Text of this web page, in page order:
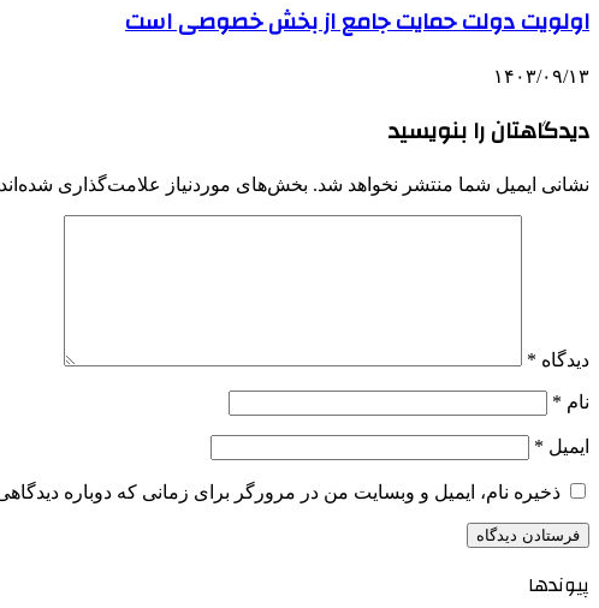
اولویت دولت حمایت جامع از بخش خصوصی است
۱۴۰۳/۰۹/۱۳
دیدگاهتان را بنویسید
نشانی ایمیل شما منتشر نخواهد شد. بخش‌های موردنیاز علامت‌گذاری شده‌اند
دیدگاه *
نام *
ایمیل *
ذخیره نام، ایمیل و وبسایت من در مرورگر برای زمانی که دوباره
پیوندها